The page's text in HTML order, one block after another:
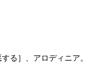
る］、アロディニア。